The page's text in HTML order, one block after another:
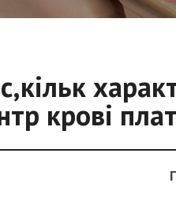
крові